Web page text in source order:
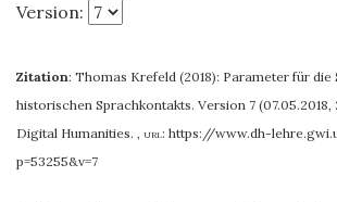
Version:
Zitation: Thomas Krefeld (2018): Parameter für
historischen Sprachkontakts. Version 7 (07.05.2018,
Digital Humanities. , url: https://www.dh-
p=53255&v=7